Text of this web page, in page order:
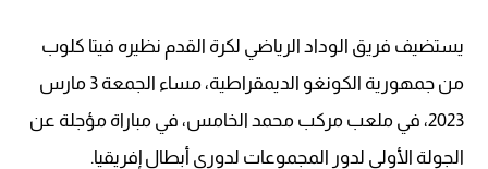
يستضيف فريق الوداد الرياضي لكرة القدم نظيره فيتا كلوب
من جمهورية الكونغو الديمقراطية، مساء الجمعة 3 مارس
2023، في ملعب مركب محمد الخامس، في مباراة مؤجلة عن
الجولة الأولى لدور المجموعات لدوري أبطال إفريقيا.